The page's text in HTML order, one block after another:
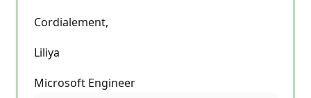
Cordialement,
Liliya
Microsoft Engineer